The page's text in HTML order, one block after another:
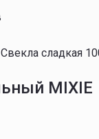
сладкая
MIXIE